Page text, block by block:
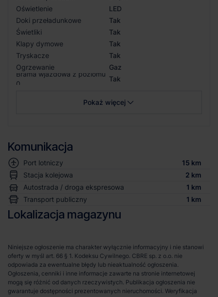
Oświetlenie
LED
Doki przeładunkowe
Tak
Świetliki
Tak
Klapy dymowe
Tak
Tryskacze
Tak
Ogrzewanie
Gaz
Brama wjazdowa z poziomu
0
Tak
Pokaż więcej
Komunikacja
Port lotniczy
15 km
Stacja kolejowa
2 km
Autostrada / droga ekspresowa
1 km
Transport publiczny
1 km
Lokalizacja magazynu
Niniejsze ogłoszenie ma charakter wyłącznie informacyjny i nie stanowi
oferty w myśl art. 66 § 1. Kodeksu Cywilnego. CBRE sp. z o.o. nie
odpowiada za ewentualne błędy lub nieaktualność ogłoszenia.
Ogłoszenia, cenniki i inne informacje zawarte na stronie internetowej
mogą się różnić od danych rzeczywistych. Publikacja ogłoszenia nie
gwarantuje dostępności prezentowanych nieruchomości. Weryfikacja